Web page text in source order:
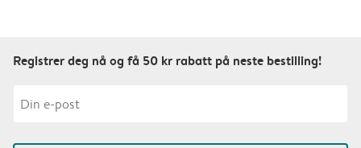
Registrer deg nå og få 50 kr rabatt på neste bestilling!